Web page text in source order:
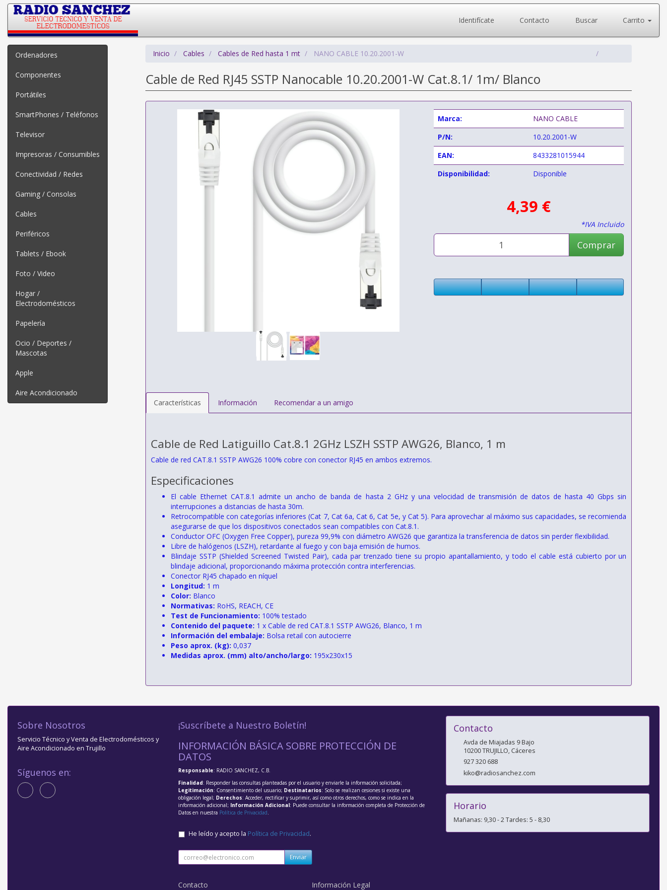
Identifícate Contacto Buscar Carrito
Ordenadores
Componentes
Portátiles
SmartPhones / Teléfonos
Televisor
Impresoras / Consumibles
Conectividad / Redes
Gaming / Consolas
Cables
Periféricos
Tablets / Ebook
Foto / Video
Hogar /
Electrodomésticos
Papelería
Ocio / Deportes /
Mascotas
Apple
Aire Acondicionado
Inicio Cables Cables de Red hasta 1 mt NANO CABLE 10.20.2001-W
Cable de Red RJ45 SSTP Nanocable 10.20.2001-W Cat.8.1/ 1m/ Blanco
Marca:
NANO CABLE
P/N:
10.20.2001-W
EAN:
8433281015944
Disponibilidad:
Disponible
4,39 €
*IVA Incluido
Comprar
Características Información Recomendar a un amigo
Cable de Red Latiguillo Cat.8.1 2GHz LSZH SSTP AWG26, Blanco, 1 m
Cable de red CAT.8.1 SSTP AWG26 100% cobre con conector RJ45 en ambos extremos.
Especificaciones
El cable Ethernet CAT.8.1 admite un ancho de banda de hasta 2 GHz y una velocidad de transmisión de datos de hasta 40 Gbps sin
interrupciones a distancias de hasta 30m.
Retrocompatible con categorías inferiores (Cat 7, Cat 6a, Cat 6, Cat 5e, y Cat 5). Para aprovechar al máximo sus capacidades, se recomienda
asegurarse de que los dispositivos conectados sean compatibles con Cat.8.1.
Conductor OFC (Oxygen Free Copper), pureza 99,9% con diámetro AWG26 que garantiza la transferencia de datos sin perder flexibilidad.
Libre de halógenos (LSZH), retardante al fuego y con baja emisión de humos.
Blindaje SSTP (Shielded Screened Twisted Pair), cada par trenzado tiene su propio apantallamiento, y todo el cable está cubierto por un
blindaje adicional, proporcionando máxima protección contra interferencias.
Conector RJ45 chapado en níquel
Longitud: 1 m
Color: Blanco
Normativas: RoHS, REACH, CE
Test de Funcionamiento: 100% testado
Contenido del paquete: 1 x Cable de red CAT.8.1 SSTP AWG26, Blanco, 1 m
Información del embalaje: Bolsa retail con autocierre
Peso aprox. (kg): 0,037
Medidas aprox. (mm) alto/ancho/largo: 195x230x15
Sobre Nosotros
Servicio Técnico y Venta de Electrodomésticos y
Aire Acondicionado en Trujillo
Síguenos en:
¡Suscríbete a Nuestro Boletín!
INFORMACIÓN BÁSICA SOBRE PROTECCIÓN DE
DATOS
Responsable: RADIO SANCHEZ, C.B.
Finalidad: Responder las consultas planteadas por el usuario y enviarle la información solicitada;
Legitimación: Consentimiento del usuario; Destinatarios: Solo se realizan cesiones si existe una
obligación legal; Derechos: Acceder, rectificar y suprimir, así como otros derechos, como se indica en la
información adicional; Información Adicional: Puede consultar la información completa de Protección de
Datos en nuestra Política de Privacidad.
He leído y acepto la Política de Privacidad.
Enviar
Contacto Información Legal
Contacto
Avda de Miajadas 9 Bajo
10200TRUJILLO, Cáceres
927 320 688
kiko@radiosanchez.com
Horario
Mañanas: 9,30 - 2 Tardes: 5 - 8,30